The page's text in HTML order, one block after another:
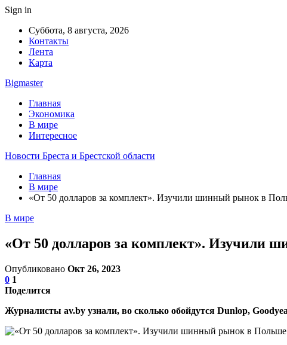
Sign in
Суббота, 8 августа, 2026
Контакты
Лента
Карта
Bigmaster
Главная
Экономика
В мире
Интересное
Новости Бреста и Брестской области
Главная
В мире
«От 50 долларов за комплект». Изучили шинный рынок в
В мире
«От 50 долларов за комплект». Изучили
Опубликовано Окт 26, 2023
0 1
Поделится
Журналисты av.by узнали, во сколько обойдутся Dunlop,